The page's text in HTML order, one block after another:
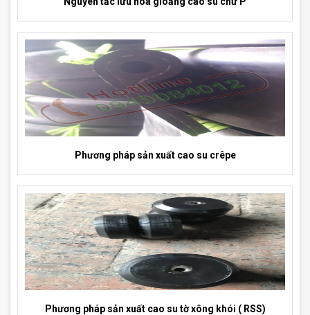
Phương pháp sản xuất cao su crêpe
Phương pháp sản xuất cao su tờ xông khói ( RSS)